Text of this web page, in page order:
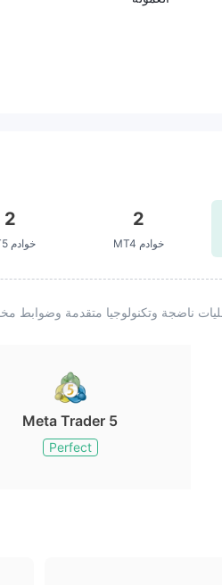
2
خوادم MT4
2
خوادم MT5
Meta Trader 5
Perfect